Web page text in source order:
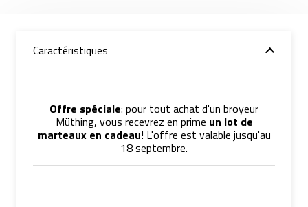
Caractéristiques
Offre spéciale: pour tout achat d'un broyeur
Müthing, vous recevrez en prime un lot de
marteaux en cadeau! L'offre est valable jusqu'au
18 septembre.